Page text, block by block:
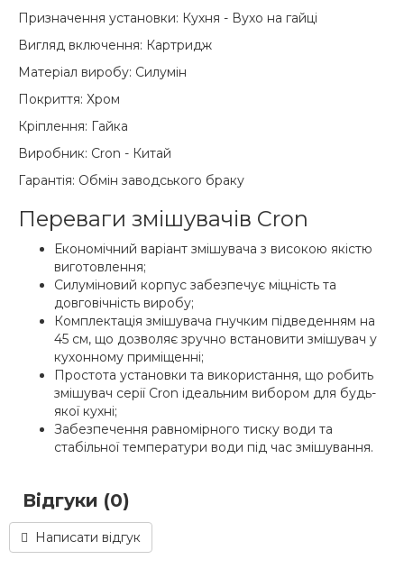
Призначення установки: Кухня - Вухо на гайці
Вигляд включення: Картридж
Матеріал виробу: Силумін
Покриття: Хром
Кріплення: Гайка
Виробник: Cron - Китай
Гарантія: Обмін заводського браку
Переваги змішувачів Cron
Економічний варіант змішувача з високою якістю
виготовлення;
Силуміновий корпус забезпечує міцність та
довговічність виробу;
Комплектація змішувача гнучким підведенням на
45 см, що дозволяє зручно встановити змішувач у
кухонному приміщенні;
Простота установки та використання, що робить
змішувач серії Cron ідеальним вибором для будь-
якої кухні;
Забезпечення равномірного тиску води та
стабільної температури води під час змішування.
Відгуки (0)
Написати відгук